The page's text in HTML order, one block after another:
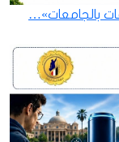
بالجامعات»…